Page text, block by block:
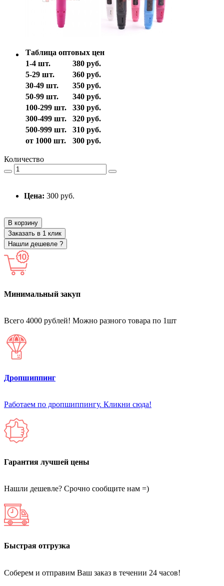
Таблица оптовых цен
1-4 шт.
380 руб.
5-29 шт.
360 руб.
30-49 шт.
350 руб.
50-99 шт.
340 руб.
100-299 шт.
330 руб.
300-499 шт.
320 руб.
500-999 шт.
310 руб.
от 1000 шт.
300 руб.
Количество
Цена: 300 руб.
В корзину
Заказать в 1 клик
Нашли дешевле ?
Минимальный закуп
Всего 4000 рублей! Можно разного товара по 1шт
Дропшиппинг
Работаем по дропшиппингу. Кликни сюда!
Гарантия лучшей цены
Нашли дешевле? Срочно сообщите нам =)
Быстрая отгрузка
Соберем и отправим Ваш заказ в течении 24 часов!